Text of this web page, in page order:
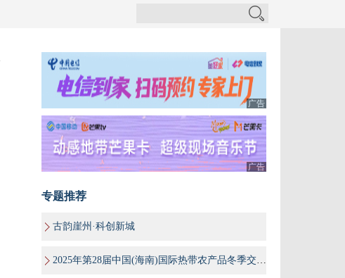
广告
广告
专题推荐
古韵崖州·科创新城
2025年第28届中国(海南)国际热带农产品冬季交易会